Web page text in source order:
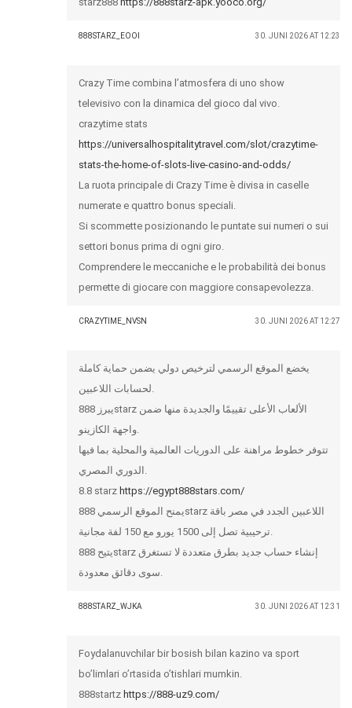
888STARZ_EOOI 30. JUNI 2026 AT 12:23
Crazy Time combina l’atmosfera di uno show
televisivo con la dinamica del gioco dal vivo.
crazytime stats
https://universalhospitalitytravel.com/slot/crazytime-
stats-the-home-of-slots-live-casino-and-odds/
La ruota principale di Crazy Time è divisa in caselle
numerate e quattro bonus speciali.
Si scommette posizionando le puntate sui numeri o sui
settori bonus prima di ogni giro.
Comprendere le meccaniche e le probabilità dei bonus
permette di giocare con maggiore consapevolezza.
CRAZYTIME_NVSN 30. JUNI 2026 AT 12:27
يخضع الموقع الرسمي لترخيص دولي يضمن حماية كاملة
لحسابات اللاعبين.
يبرز 888starz الألعاب الأعلى تقييمًا والجديدة منها ضمن
واجهة الكازينو.
تتوفر خطوط مراهنة على الدوريات العالمية والمحلية بما فيها
الدوري المصري.
8.8 starz https://egypt888stars.com/
يمنح الموقع الرسمي 888starz اللاعبين الجدد في مصر باقة
ترحيبية تصل إلى 1500 يورو مع 150 لفة مجانية.
يتيح 888starz إنشاء حساب جديد بطرق متعددة لا تستغرق
سوى دقائق معدودة.
888STARZ_WJKA 30. JUNI 2026 AT 12:31
Foydalanuvchilar bir bosish bilan kazino va sport
bo’limlari o’rtasida o’tishlari mumkin.
888startz https://888-uz9.com/